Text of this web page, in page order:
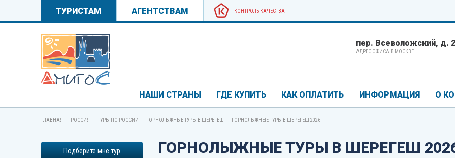
ТУРИСТАМ АГЕНТСТВАМ КОНТРОЛЬ КАЧЕСТВА
пер. Всеволожский, д.
АДРЕС ОФИСА В МОСКВЕ
НАШИ СТРАНЫ ГДЕ КУПИТЬ КАК ОПЛАТИТЬ ИНФОРМАЦИЯ О
ГЛАВНАЯ - РОССИЯ - ТУРЫ ПО РОССИИ - ГОРНОЛЫЖНЫЕ ТУРЫ В ШЕРЕГЕШ - ГОРНОЛЫЖНЫЕ ТУРЫ В ШЕРЕГЕШ 2026
Подберите мне тур ГОРНОЛЫЖНЫЕ ТУРЫ В ШЕРЕГЕШ